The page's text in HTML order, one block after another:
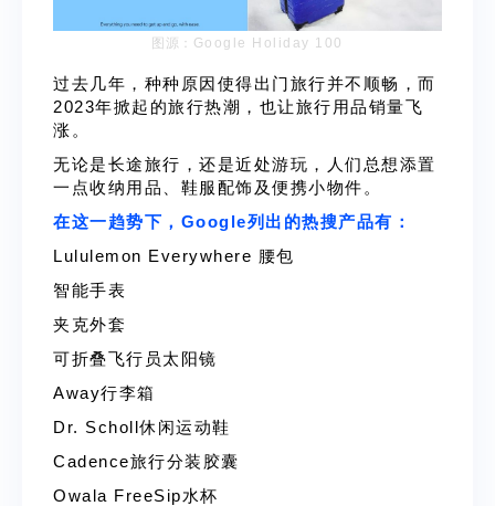
图源： Google Holiday 100
过去几年，种种原因使得出门旅行并不顺畅，而
2023年掀起的旅行热潮，也让旅行用品销量飞
涨。
无论是长途旅行，还是近处游玩，人们总想添置
一点收纳用品、鞋服配饰及便携小物件。
在这一趋势下，Google列出的热搜产品有：
Lululemon Everywhere 腰包
智能手表
夹克外套
可折叠飞行员太阳镜
Away行李箱
Dr. Scholl休闲运动鞋
Cadence旅行分装胶囊
Owala FreeSip水杯